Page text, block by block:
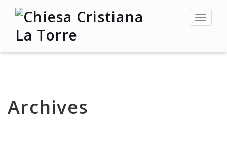
Toggle
Archives